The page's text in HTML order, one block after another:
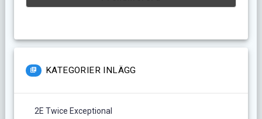
KATEGORIER INLÄGG
2E Twice Exceptional